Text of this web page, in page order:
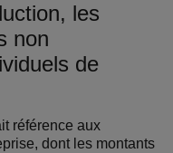
les
non
de
référence aux
dont les montants